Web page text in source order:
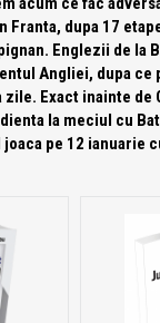
Franta, dupa 17
Englezii de la
Angliei, dupa
Exact inainte de
la meciul cu
pe 12 ianuarie